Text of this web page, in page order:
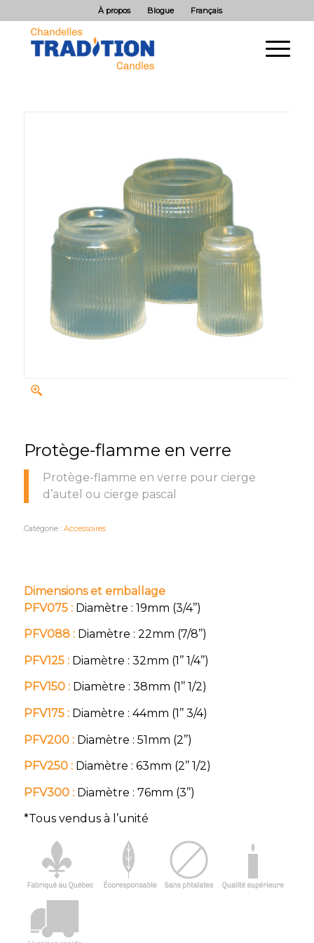
À propos Blogue Français
Protège-flamme en verre
Protège-flamme en verre pour cierge
d’autel ou cierge pascal
Catégorie : Accessoires
Dimensions et emballage
PFV075 :Diamètre : 19mm (3/4’’)
PFV088 :Diamètre : 22mm (7/8’’)
PFV125 :Diamètre : 32mm (1’’ 1/4’’)
PFV150 :Diamètre : 38mm (1’’ 1/2)
PFV175 :Diamètre : 44mm (1’’ 3/4)
PFV200 :Diamètre : 51mm (2’’)
PFV250 :Diamètre : 63mm (2’’ 1/2)
PFV300 :Diamètre : 76mm (3’’)
*Tous vendus à l’unité